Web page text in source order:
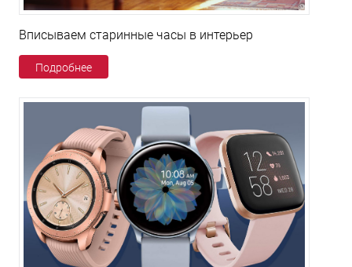
Вписываем старинные часы в интерьер
Подробнее